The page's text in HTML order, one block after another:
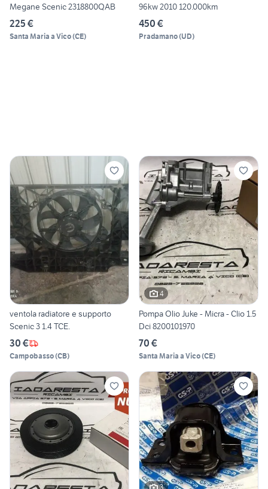
Megane Scenic 2318800QAB
225 €
Santa Maria a Vico(CE)
96kw 2010 120.000km
450 €
Pradamano(UD)
ventola radiatore e supporto
Scenic 3 1.4 TCE.
30 €
Campobasso(CB)
4
Pompa Olio Juke - Micra - Clio 1.5
Dci 8200101970
70 €
Santa Maria a Vico(CE)
3